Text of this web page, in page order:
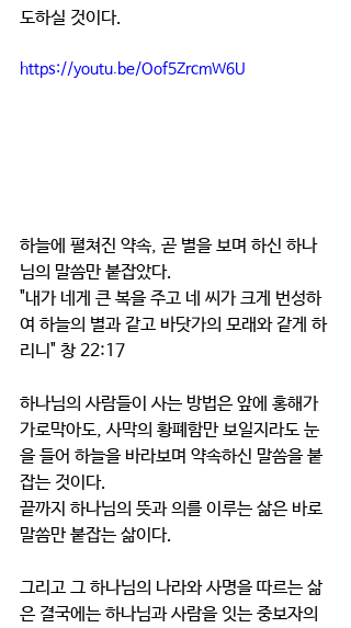
도하실 것이다.
https://youtu.be/Oof5ZrcmW6U
하늘에 펼쳐진 약속, 곧 별을 보며 하신 하나
님의 말씀만 붙잡았다.
"내가 네게 큰 복을 주고 네 씨가 크게 번성하
여 하늘의 별과 같고 바닷가의 모래와 같게 하
리니" 창 22:17
하나님의 사람들이 사는 방법은 앞에 홍해가
가로막아도, 사막의 황폐함만 보일지라도 눈
을 들어 하늘을 바라보며 약속하신 말씀을 붙
잡는 것이다.
끝까지 하나님의 뜻과 의를 이루는 삶은 바로
말씀만 붙잡는 삶이다.
그리고 그 하나님의 나라와 사명을 따르는 삶
은 결국에는 하나님과 사람을 잇는 중보자의